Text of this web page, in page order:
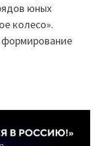
юных
колесо».